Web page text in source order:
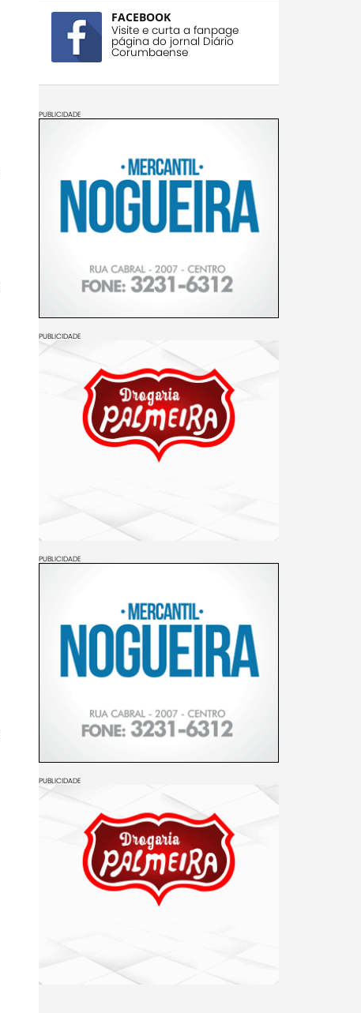
FACEBOOK
Visite e curta a fanpage
página do jornal Diário
Corumbaense
PUBLICIDADE
PUBLICIDADE
PUBLICIDADE
PUBLICIDADE